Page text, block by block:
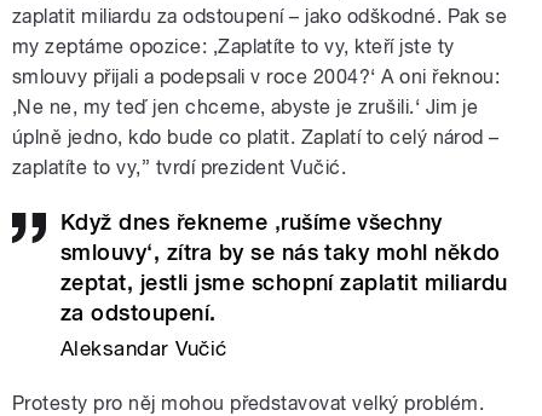
zaplatit miliardu za odstoupení – jako odškodné. Pak se
my zeptáme opozice: ‚Zaplatíte to vy, kteří jste ty
smlouvy přijali a podepsali v roce 2004?‘ A oni řeknou:
‚Ne ne, my teď jen chceme, abyste je zrušili.‘ Jim je
úplně jedno, kdo bude co platit. Zaplatí to celý národ –
zaplatíte to vy,” tvrdí prezident Vučić.
Když dnes řekneme ‚rušíme všechny
smlouvy‘, zítra by se nás taky mohl někdo
zeptat, jestli jsme schopní zaplatit miliardu
za odstoupení.
Aleksandar Vučić
Protesty pro něj mohou představovat velký problém.